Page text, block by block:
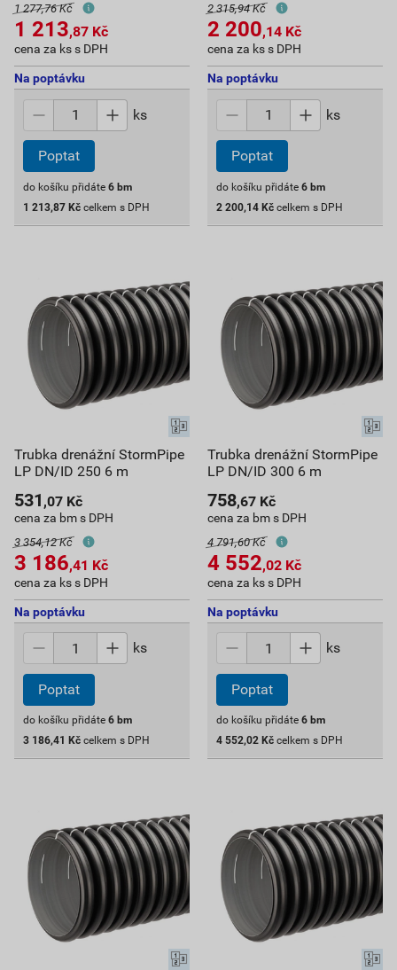
1 277,76 Kč
1 213,87 Kč
cena za ks s DPH
Na poptávku
ks
Poptat
do košíku přidáte 6 bm
1 213,87 Kč celkem s DPH
2 315,94 Kč
2 200,14 Kč
cena za ks s DPH
Na poptávku
ks
Poptat
do košíku přidáte 6 bm
2 200,14 Kč celkem s DPH
Trubka drenážní StormPipe
LP DN/ID 250 6 m
531 ,07 Kč
cena za bm s DPH
3 354,12 Kč
3 186,41 Kč
cena za ks s DPH
Na poptávku
ks
Poptat
do košíku přidáte 6 bm
3 186,41 Kč celkem s DPH
Trubka drenážní StormPipe
LP DN/ID 300 6 m
758,67 Kč
cena za bm s DPH
4 791,60 Kč
4 552,02 Kč
cena za ks s DPH
Na poptávku
ks
Poptat
do košíku přidáte 6 bm
4 552,02 Kč celkem s DPH